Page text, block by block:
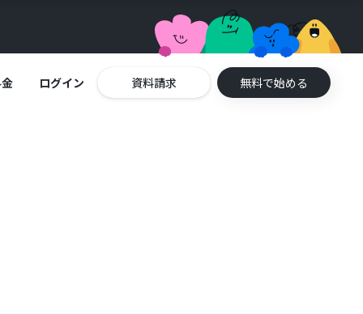
ログイン 資料請求 無料で始める